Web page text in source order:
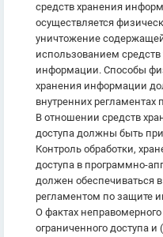
средств хранения
осуществляется
уничтожение
использованием
информации. Способы
хранения информации
внутренних
В отношении средств
доступа должны быть
Контроль обработки,
доступа в программно-
должен обеспечиваться
регламентом по защите
О фактах
ограниченного доступа